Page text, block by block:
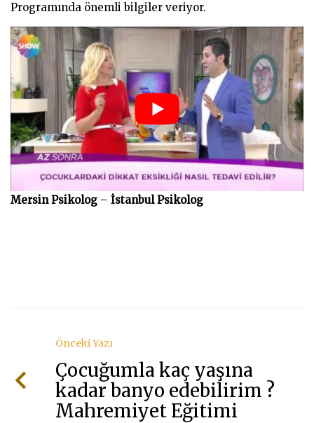
–
ile
Yetiş
Programında önemli bilgiler veriyor.
Mersin Psikolog – İstanbul Psikolog
Önceki Yazı
Çocuğumla kaç yaşına
kadar banyo edebilirim ?
Mahremiyet Eğitimi